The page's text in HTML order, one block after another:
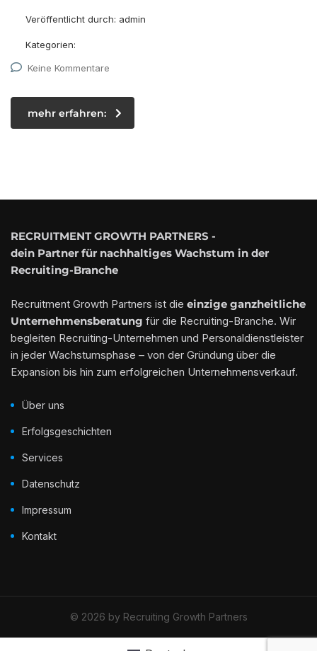
Veröffentlicht durch: admin
Kategorien:
Keine Kommentare
mehr erfahren:
RECRUITMENT GROWTH PARTNERS -
dein Partner für nachhaltiges Wachstum in der
Recruiting-Branche
Recruitment Growth Partners ist die einzige ganzheitliche
Unternehmensberatung für die Recruiting-Branche. Wir
begleiten Recruiting-Unternehmen und Personaldienstleister
in jeder Wachstumsphase – von der Gründung über die
Expansion bis hin zum erfolgreichen Unternehmensverkauf.
Über uns
Erfolgsgeschichten
Services
Datenschutz
Impressum
Kontakt
© 2026 by Recruiting Growth Partners